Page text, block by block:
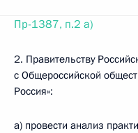
Пр-1387, п.2 а)
2. Правительству
с Общероссийской
Россия»:
а) провести анализ